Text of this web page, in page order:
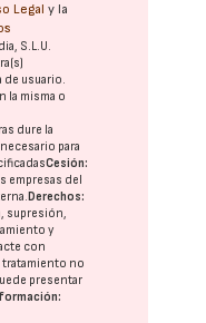
Legal y la
S.L.U.
de usuario.
la misma o
dure la
para
Cesión:
empresas del
Derechos:
supresión,
y
con
tratamiento no
presentar